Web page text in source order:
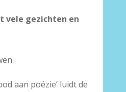
vele gezichten en
aan poëzie’ luidt de